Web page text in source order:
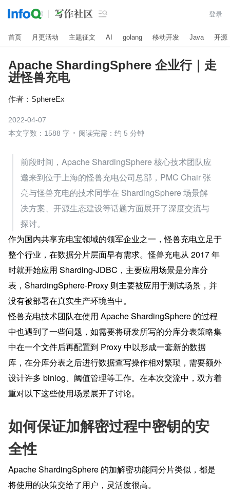
 登录
首页 月更活动 主题征文 AI golang 移动开发 Java 开源
Apache ShardingSphere 企业行｜走
进怪兽充电
作者： SphereEx
2022-04-07
本文字数：1588 字
阅读完需：约 5 分钟
前段时间，Apache ShardingSphere 核心技术团队应
邀来到位于上海的怪兽充电公司总部，PMC Chair 张
亮与怪兽充电的技术同学在 ShardingSphere 场景解
决方案、开源生态建设等话题方面展开了深度交流与
探讨。
作为国内共享充电宝领域的领军企业之一，怪兽充电立足于
整个行业，在数据分片层面早有需求。怪兽充电从 2017 年
时就开始应用 Sharding-JDBC，主要应用场景是分库分
表，ShardingSphere-Proxy 则主要被应用于测试场景，并
没有被部署在真实生产环境当中。
怪兽充电技术团队在使用 Apache ShardingSphere 的过程
中也遇到了一些问题，如需要将研发所写的分库分表策略集
中在一个文件后再配置到 Proxy 中以形成一套新的数据
库，在分库分表之后进行数据查写操作相对繁琐，需要额外
设计许多 binlog、阈值管理等工作。在本次交流中，双方着
重对以下这些使用场景展开了讨论。
如何保证加解密过程中密钥的安
全性
Apache ShardingSphere 的加解密功能同分片类似，都是
将使用的决策交给了用户，灵活度很高。